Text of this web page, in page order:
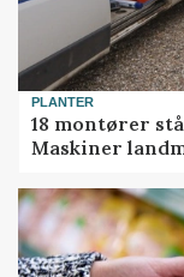
PLANTER
18 montører
Maskiner